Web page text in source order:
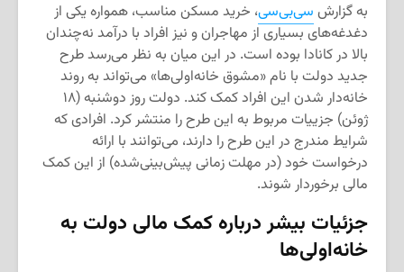
به گزارش سی‌بی‌سی، خرید مسکن مناسب، همواره یکی از
دغدغه‌های بسیاری از مهاجران و نیز افراد با درآمد نه‌چندان
بالا در کانادا بوده است. در این میان به نظر می‌رسد طرح
جدید دولت با نام «مشوق خانه‌اولی‌ها» می‌تواند به روند
خانه‌دار شدن این افراد کمک کند. دولت روز دوشنبه (۱۸
ژوئن) جزییات مربوط به این طرح را منتشر کرد. افرادی که
شرایط مندرج در این طرح را دارند، می‌توانند با ارائه
درخواست خود (در مهلت زمانی پیش‌بینی‌شده) از این کمک
مالی برخوردار شوند.
جزئیات بیشر درباره کمک مالی دولت به
خانه‌اولی‌ها